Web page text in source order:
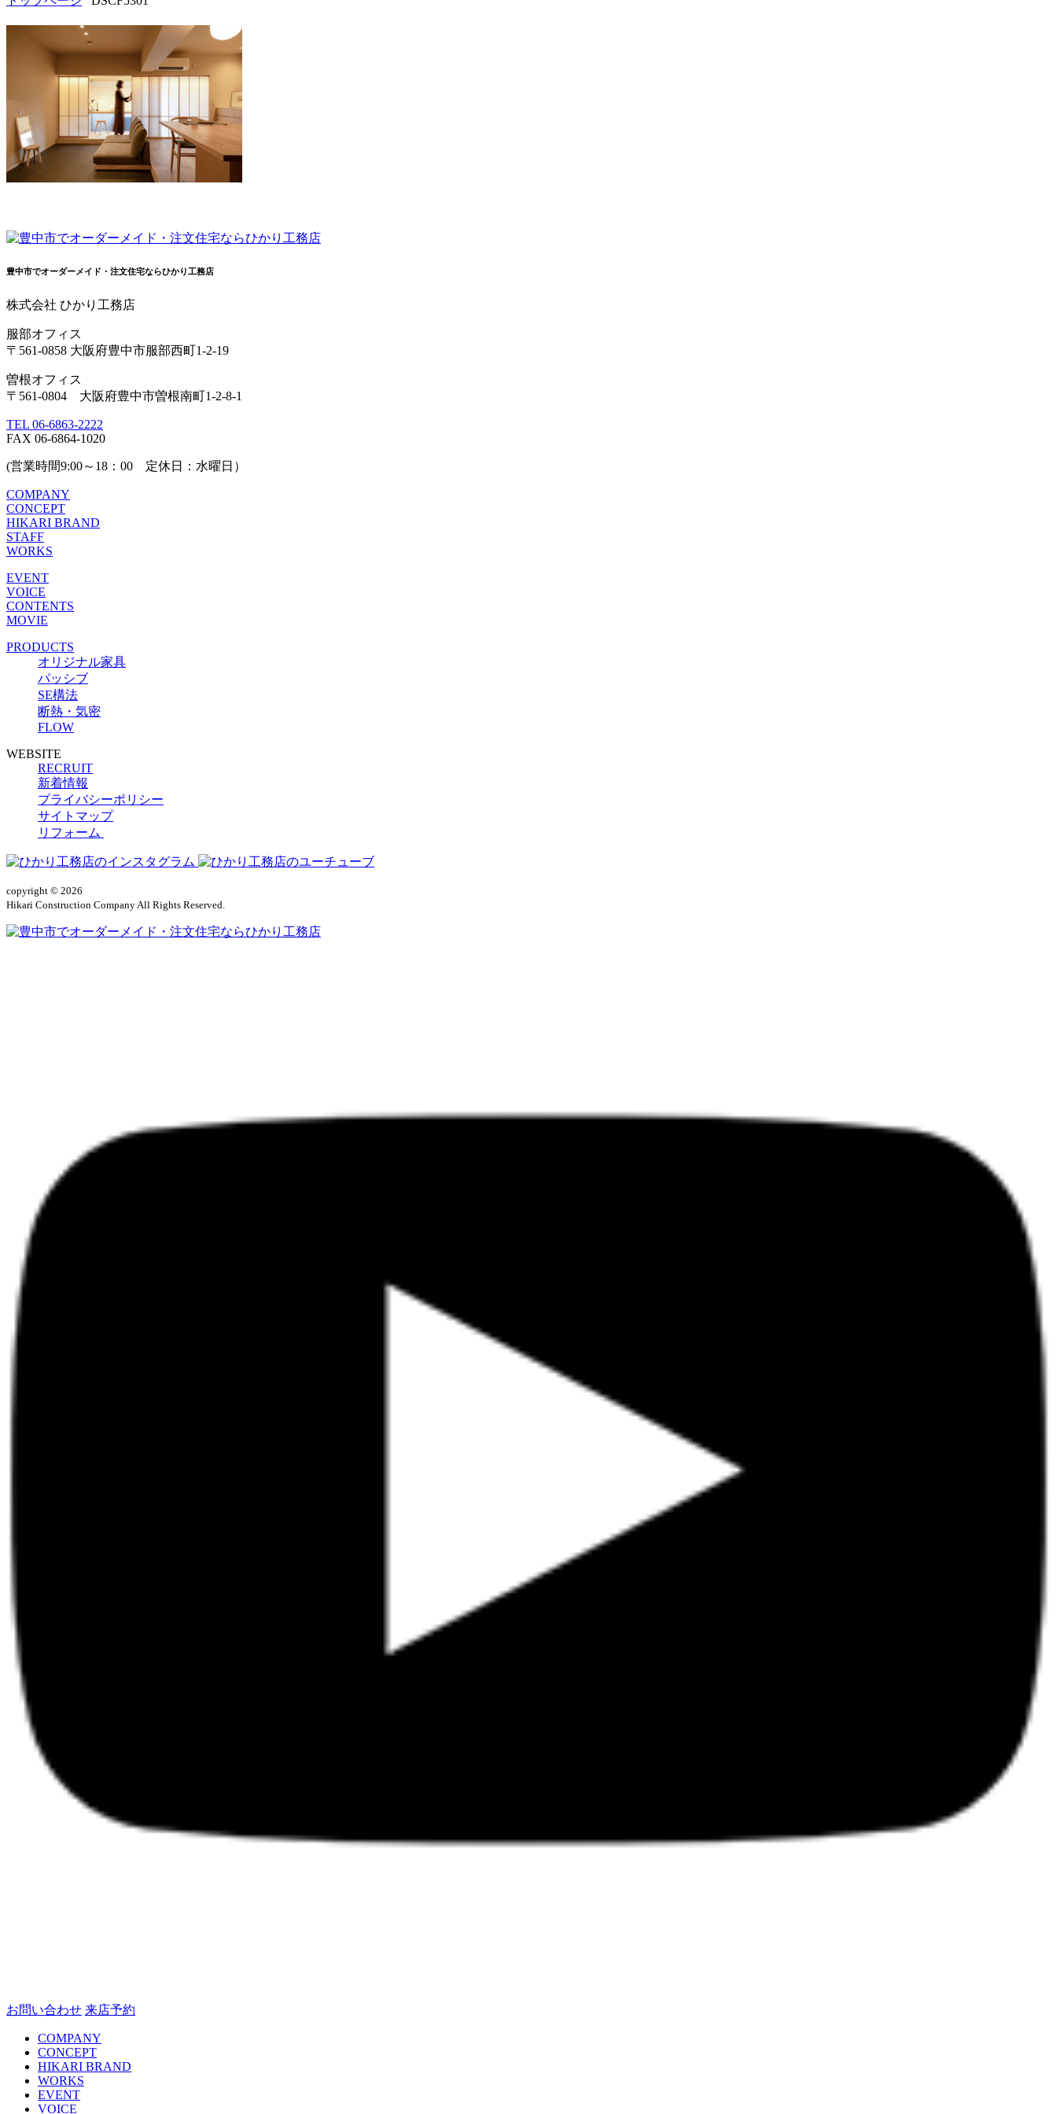
豊中市でオーダーメイド・注文住宅ならひかり工務店
株式会社 ひかり工務店
服部オフィス
〒561-0858 大阪府豊中市服部西町1-2-19
曽根オフィス
〒561-0804 大阪府豊中市曽根南町1-2-8-1
TEL 06-6863-2222
FAX 06-6864-1020
(営業時間9:00～18：00 定休日：水曜日）
COMPANY
CONCEPT
HIKARI BRAND
STAFF
WORKS
EVENT
VOICE
CONTENTS
MOVIE
PRODUCTS
オリジナル家具
パッシブ
SE構法
断熱・気密
FLOW
WEBSITE
RECRUIT
新着情報
プライバシーポリシー
サイトマップ
リフォーム
copyright © 2026
Hikari Construction Company All Rights Reserved.
お問い合わせ 来店予約
COMPANY
CONCEPT
HIKARI BRAND
WORKS
EVENT
VOICE